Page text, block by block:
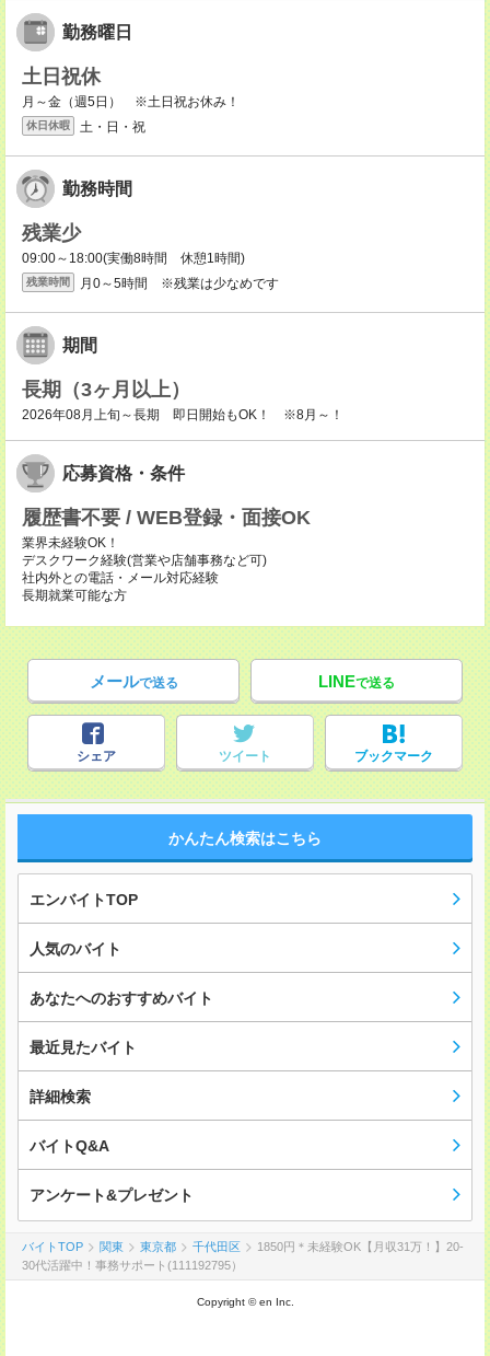
勤務曜日
土日祝休
月～金（週5日） ※土日祝お休み！
休日休暇 土・日・祝
勤務時間
残業少
09:00～18:00(実働8時間 休憩1時間)
残業時間 月0～5時間 ※残業は少なめです
期間
長期（3ヶ月以上）
2026年08月上旬～長期 即日開始もOK！ ※8月～！
応募資格・条件
履歴書不要 / WEB登録・面接OK
業界未経験OK！
デスクワーク経験(営業や店舗事務など可)
社内外との電話・メール対応経験
長期就業可能な方
メールで送る LINEで送る
シェア ツイート ブックマーク
かんたん検索はこちら
エンバイトTOP
人気のバイト
あなたへのおすすめバイト
最近見たバイト
詳細検索
バイトQ&A
アンケート&プレゼント
バイトTOP 関東 東京都 千代田区
1850円＊未経験OK【月収31万！】20-
30代活躍中！事務サポート(111192795）
Copyright © en Inc.